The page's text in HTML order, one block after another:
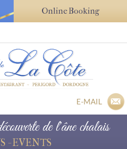
Online Booking
E-MAIL
de l'âne chalais
- EVENTS